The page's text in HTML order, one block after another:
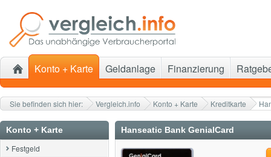
Sie befinden sich hier: Vergleich.info Konto + Karte Kreditkarte
Konto + Karte
Festgeld
Hanseatic Bank GenialCard
Konto + Karte Geldanlage Finanzierung